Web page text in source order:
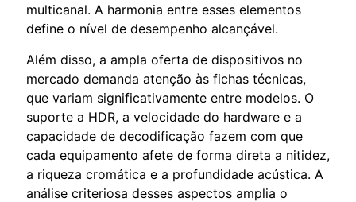
multicanal. A harmonia entre esses elementos
define o nível de desempenho alcançável.
Além disso, a ampla oferta de dispositivos no
mercado demanda atenção às fichas técnicas,
que variam significativamente entre modelos. O
suporte a HDR, a velocidade do hardware e a
capacidade de decodificação fazem com que
cada equipamento afete de forma direta a nitidez,
a riqueza cromática e a profundidade acústica. A
análise criteriosa desses aspectos amplia o